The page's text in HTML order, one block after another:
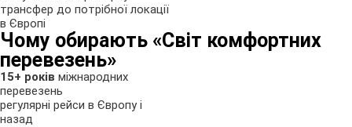
трансфер до потрібної локації
в Європі
Чому обирають «Світ комфортних
перевезень»
15+ років міжнародних
перевезень
регулярні рейси в Європу і
назад